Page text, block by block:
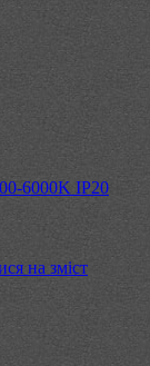
6000K IP20
на зміст